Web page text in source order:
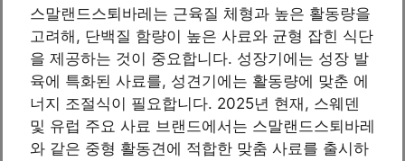
스말랜드스퇴바레는 근육질 체형과 높은 활동량을
고려해, 단백질 함량이 높은 사료와 균형 잡힌 식단
을 제공하는 것이 중요합니다. 성장기에는 성장 발
육에 특화된 사료를, 성견기에는 활동량에 맞춘 에
너지 조절식이 필요합니다. 2025년 현재, 스웨덴
및 유럽 주요 사료 브랜드에서는 스말랜드스퇴바레
와 같은 중형 활동견에 적합한 맞춤 사료를 출시하